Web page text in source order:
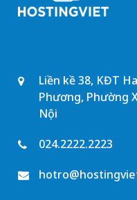
Liền kề 38, KĐT
Phương, Phường
Nội
024.2222.2223